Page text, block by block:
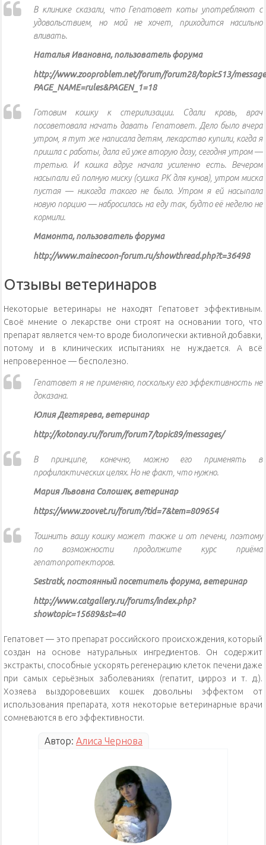
В клинике сказали, что Гепатовет коты употребляют с
удовольствием, но мой не хочет, приходится насильно
вливать.
Наталья Ивановна, пользователь форума
http://www.zooproblem.net/forum/forum28/topic513/
PAGE_NAME=rules&PAGEN_1=18
Готовим кошку к стерилизации. Сдали кровь, врач
посоветовала начать давать Гепатовет. Дело было вчера
утром, я тут же написала детям, лекарство купили, когда я
пришла с работы, дала ей уже вторую дозу, сегодня утром —
третью. И кошка вдруг начала усиленно есть. Вечером
насыпали ей полную миску (сушка РК для кунов), утром миска
пустая — никогда такого не было. Утром я ей насыпала
новую порцию — набросилась на еду так, будто её неделю не
кормили.
Мамонта, пользователь форума
http://www.mainecoon-forum.ru/showthread.php?t=36498
Отзывы ветеринаров
Некоторые ветеринары не находят Гепатовет эффективным.
Своё мнение о лекарстве они строят на основании того, что
препарат является чем-то вроде биологически активной добавки,
потому и в клинических испытаниях не нуждается. А всё
непроверенное — бесполезно.
Гепатовет я не применяю, поскольку его эффективность не
доказана.
Юлия Дегтярева, ветеринар
http://kotonay.ru/forum/forum7/topic89/messages/
В принципе, конечно, можно его применять в
профилактических целях. Но не факт, что нужно.
Мария Львовна Солошек, ветеринар
https://www.zoovet.ru/forum/?tid=7&tem=809654
Тошнить вашу кошку может также и от печени, поэтому
по возможности продолжите курс приёма
гепатопротекторов.
Sestratk, постоянный посетитель форума, ветеринар
http://www.catgallery.ru/forums/index.php?
showtopic=15689&st=40
Гепатовет — это препарат российского происхождения, который
создан на основе натуральных ингредиентов. Он содержит
экстракты, способные ускорять регенерацию клеток печени даже
при самых серьёзных заболеваниях (гепатит, цирроз и т. д.).
Хозяева выздоровевших кошек довольны эффектом от
использования препарата, хотя некоторые ветеринарные врачи
сомневаются в его эффективности.
Автор: Алиса Чернова